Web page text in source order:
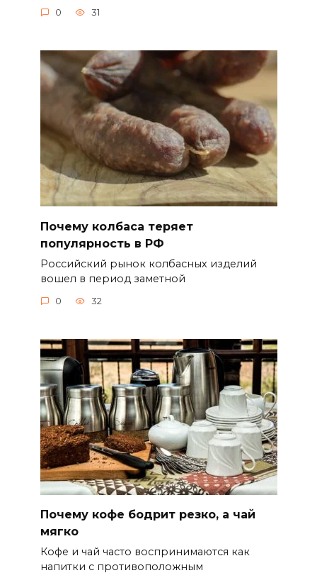
0 31
Почему колбаса теряет
популярность в РФ
Российский рынок колбасных изделий
вошел в период заметной
0 32
Почему кофе бодрит резко, а чай
мягко
Кофе и чай часто воспринимаются как
напитки с противоположным